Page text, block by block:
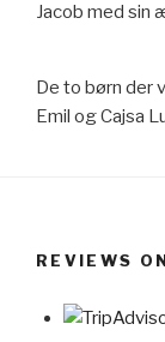
Jacob med sin
De to børn der
Emil og Cajsa
REVIEWS